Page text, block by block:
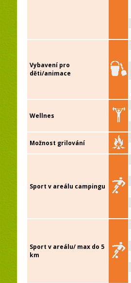
Vybavení pro
děti/animace
Wellnes
Možnost grilování
Sport v areálu campingu
Sport v areálu/ max do 5
km